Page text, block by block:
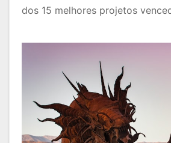
dos 15 melhores projetos